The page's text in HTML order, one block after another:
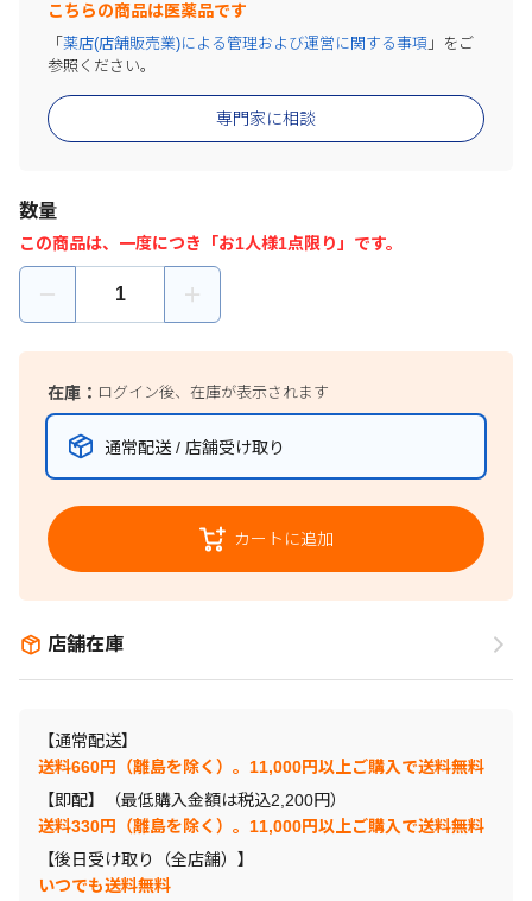
こちらの商品は医薬品です
専門家に相談
「 薬店(店舗販売業)による管理および運営に関する事項 」をご
参照ください。
数量
この商品は、一度につき「お1人様1点限り」です。
在庫： ログイン後、在庫が表示されます
通常配送 / 店舗受け取り
カートに追加
店舗在庫
【通常配送】
送料660円（離島を除く）。11,000円以上ご購入で送料無料
【即配】（最低購入金額は税込2,200円）
送料330円（離島を除く）。11,000円以上ご購入で送料無料
【後日受け取り（全店舗）】
いつでも送料無料